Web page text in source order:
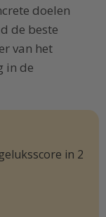
doelen
de beste
van het
in de
in 2